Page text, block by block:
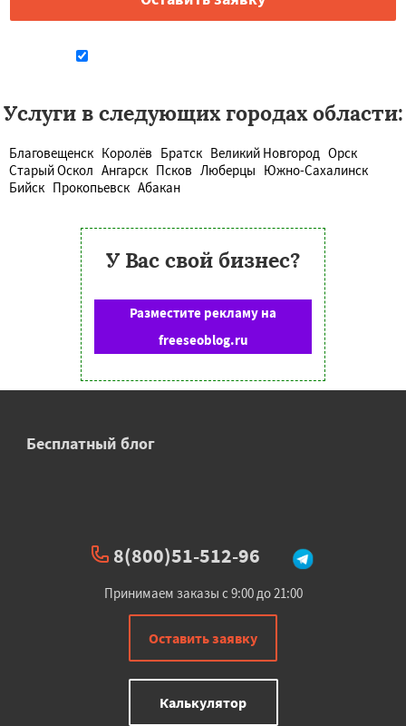
Услуги в следующих городах области:
Благовещенск Королёв Братск Великий Новгород Орск
Старый Оскол Ангарск Псков Люберцы Южно-Сахалинск
Бийск Прокопьевск Абакан
У Вас свой бизнес?
Разместите рекламу на
freeseoblog.ru
Бесплатный блог
8(800)51-512-96
Принимаем заказы с 9:00 до 21:00
Оставить заявку
Калькулятор